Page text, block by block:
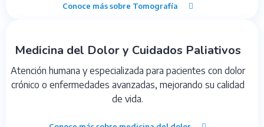
Conoce más sobre Tomografía
Medicina del Dolor y Cuidados Paliativos
Atención humana y especializada para pacientes con dolor
crónico o enfermedades avanzadas, mejorando su calidad
de vida.